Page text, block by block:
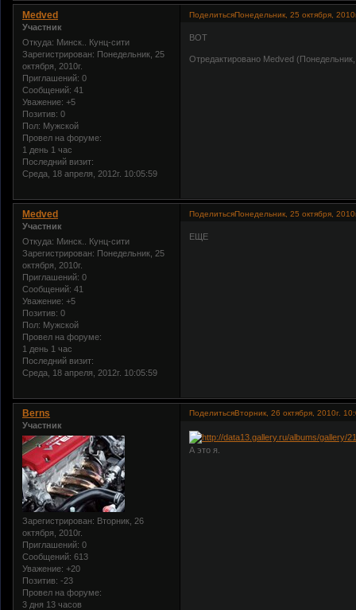
ПоделитьсяПонедельник, 25 октября,
Medved
Участник
Откуда: Минск.. Кунц-сити
Зарегистрирован: Понедельник, 25
октября, 2010г.
Приглашений: 0
Сообщений: 41
Уважение: +5
Позитив: 0
Пол: Мужской
Провел на форуме:
1 день 1 час
Последний визит:
Среда, 18 апреля, 2012г. 10:05:59
ВОТ
Отредактировано Medved
ПоделитьсяПонедельник, 25 октября,
Medved
Участник
Откуда: Минск.. Кунц-сити
Зарегистрирован: Понедельник, 25
октября, 2010г.
Приглашений: 0
Сообщений: 41
Уважение: +5
Позитив: 0
Пол: Мужской
Провел на форуме:
1 день 1 час
Последний визит:
Среда, 18 апреля, 2012г. 10:05:59
ЕЩЕ
ПоделитьсяВторник, 26 октября, 2010г.
Berns
Участник
Зарегистрирован: Вторник, 26
октября, 2010г.
Приглашений: 0
Сообщений: 613
Уважение: +20
Позитив: -23
Провел на форуме:
3 дня 13 часов
А это я.